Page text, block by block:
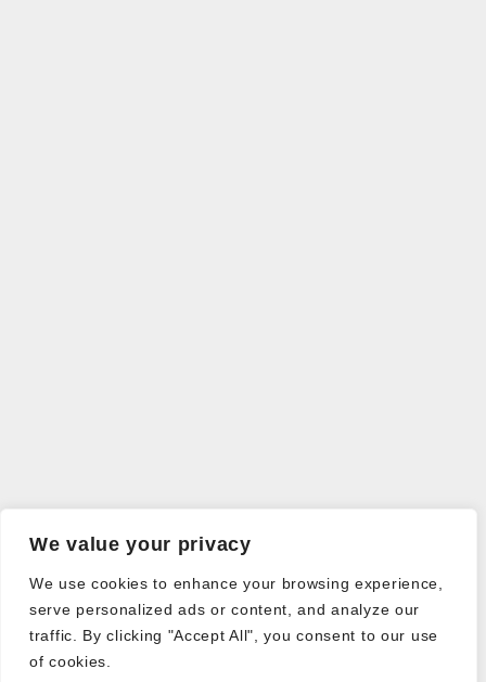
We value your privacy
We use cookies to enhance your browsing experience,
serve personalized ads or content, and analyze our
traffic. By clicking "Accept All", you consent to our use
of cookies.